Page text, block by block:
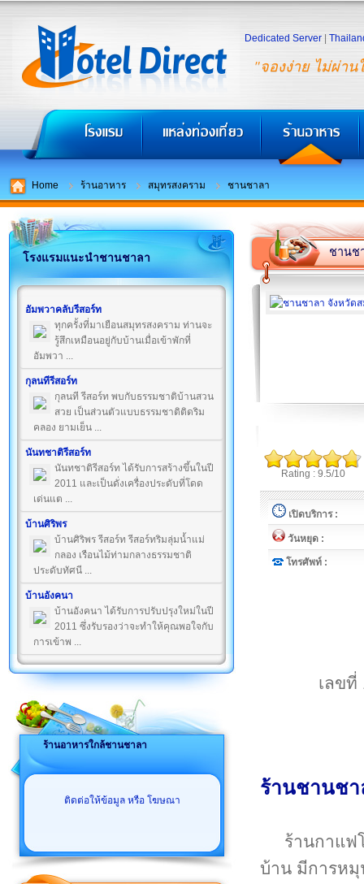
"จองง่าย ไม่ผ่าน
Dedicated Server
Home ร้านอาหาร สมุทรสงคราม ชานชาลา
โรงแรมแนะนำชานชาลา
อัมพวาคลับรีสอร์ท
ทุกครั้งที่มาเยือนสมุทรสงคราม ท่านจะ
รู้สึกเหมือนอยู่กับบ้านเมื่อเข้าพักที่
อัมพวา ...
กุลนทีรีสอร์ท
กุลนที รีสอร์ท พบกับธรรมชาติบ้านสวน
สวย เป็นส่วนตัวแบบธรรมชาติติดริม
คลอง ยามเย็น ...
นันทชาติรีสอร์ท
นันทชาติรีสอร์ท ได้รับการสร้างขึ้นในปี
2011 และเป็นดั่งเครื่องประดับที่โดด
เด่นแต ...
บ้านศิริพร
บ้านศิริพร รีสอร์ท รีสอร์ทริมลุ่มน้ำแม่
กลอง เรือนไม้ท่ามกลางธรรมชาติ
ประดับทัศนี ...
บ้านอังคนา
บ้านอังคนา ได้รับการปรับปรุงใหม่ในปี
2011 ซึ่งรับรองว่าจะทำให้คุณพอใจกับ
การเข้าพ ...
ร้านอาหารใกล้ชานชาลา
ติดต่อให้ข้อมูล หรือ โฆษณา
ชานช
Rating : 9.5/10
เปิดบริการ :
วันหยุด :
โทรศัพท์ :
เลข
ร้านชานชา
ร้านกาแฟ
บ้าน มีการห